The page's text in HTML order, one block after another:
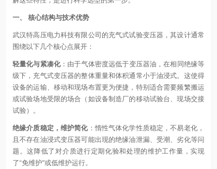
一、 核心结构与技术优势
武汉特高压电力科技有限公司的充气式试验变压器，其设计通常
围绕以下几个核心点展开：
轻量化与紧凑化：由于气体密度远低于变压器油，在相同绝缘等
级下，充气式变压器的整体重量和体积通常小于油浸式。这使得
设备的运输、移动和现场布置更为便捷，特别适合需要频繁搬运
或试验场地受限的场合（如设备制造厂的移动试验台、现场交接
试验）。
绝缘介质稳定，维护简化：惰性气体化学性质稳定，不易老化，
且不存在油浸式变压器可能出现的绝缘油泄漏、受潮、劣化等问
题。这降低了对介质进行定期化验和处理的维护工作量，实现
了“免维护"或低维护运行。